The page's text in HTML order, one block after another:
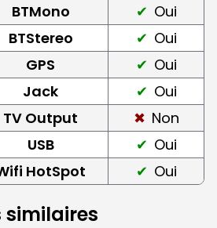
BTMono
Oui
BTStereo
Oui
GPS
Oui
Jack
Oui
TV Output
Non
USB
Oui
HotSpot Oui